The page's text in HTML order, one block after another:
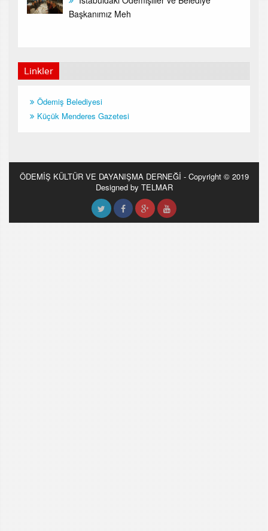
Başkanımız Meh
Linkler
Ödemiş Belediyesi
Küçük Menderes Gazetesi
ÖDEMİŞ KÜLTÜR VE DAYANIŞMA DERNEĞİ - Copyright © 2019
Designed by TELMAR